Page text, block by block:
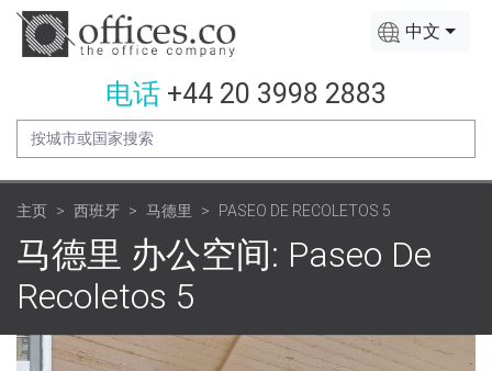
中文
电话 +44 20 3998 2883
主页 西班牙 马德里 PASEO DE RECOLETOS 5
马德里 办公空间: Paseo De
Recoletos 5